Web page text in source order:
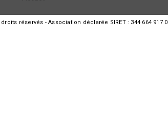
réservés - Association déclarée SIRET : 344 664